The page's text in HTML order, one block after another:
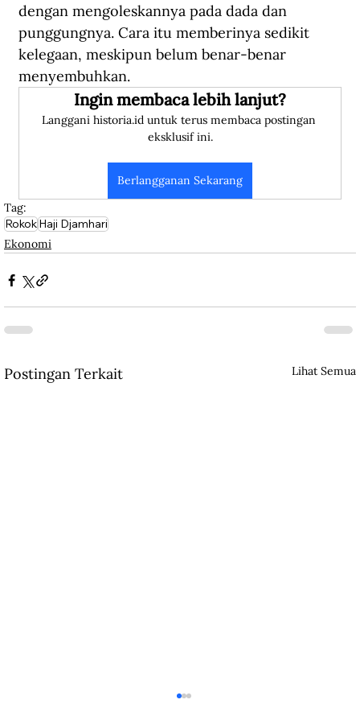
dengan mengoleskannya pada dada dan
punggungnya. Cara itu memberinya sedikit
kelegaan, meskipun belum benar-benar
menyembuhkan.
Ingin membaca lebih lanjut?
Langgani historia.id untuk terus membaca postingan
eksklusif ini.
Berlangganan Sekarang
Tag:
RokokHaji Djamhari
Ekonomi
Postingan Terkait Lihat Semua